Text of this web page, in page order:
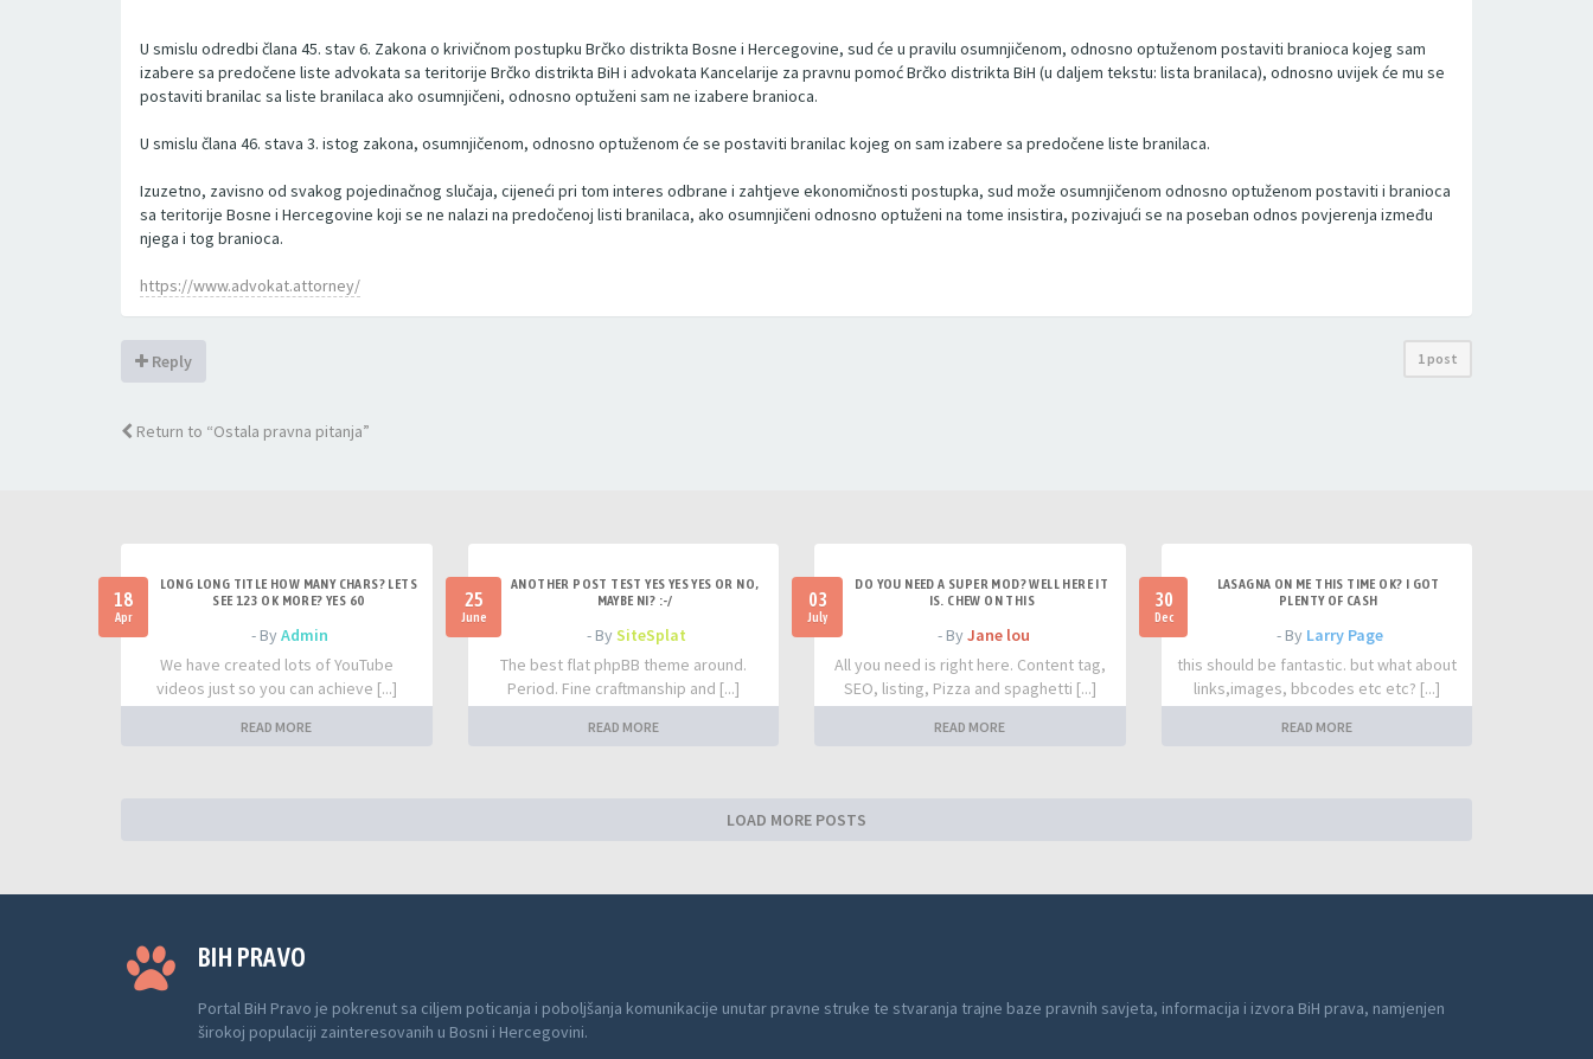
U smislu odredbi člana 45. stav 6. Zakona o krivičnom postupku Brčko distrikta Bosne i Hercegovine, sud će u pravilu osumnjičenom, odnosno optuženom postaviti branioca kojeg sam
izabere sa predočene liste advokata sa teritorije Brčko distrikta BiH i advokata Kancelarije za pravnu pomoć Brčko distrikta BiH (u daljem tekstu: lista branilaca), odnosno uvijek će mu se
postaviti branilac sa liste branilaca ako osumnjičeni, odnosno optuženi sam ne izabere branioca.
U smislu člana 46. stava 3. istog zakona, osumnjičenom, odnosno optuženom će se postaviti branilac kojeg on sam izabere sa predočene liste branilaca.
Izuzetno, zavisno od svakog pojedinačnog slučaja, cijeneći pri tom interes odbrane i zahtjeve ekonomičnosti postupka, sud može osumnjičenom odnosno optuženom postaviti i branioca
sa teritorije Bosne i Hercegovine koji se ne nalazi na predočenoj listi branilaca, ako osumnjičeni odnosno optuženi na tome insistira, pozivajući se na poseban odnos povjerenja između
njega i tog branioca.
https://www.advokat.attorney/
Reply 1 post
Return to “Ostala pravna pitanja”
18
Apr
LONG LONG TITLE HOW MANY CHARS? LETS
SEE 123 OK MORE? YES 60
- ByAdmin
We have created lots of YouTube
videos just so you can achieve [...]
READ MORE
25
June
ANOTHER POST TEST YES YES YES OR NO,
MAYBE NI? :-/
- BySiteSplat
The best flat phpBB theme around.
Period. Fine craftmanship and [...]
READ MORE
03
July
DO YOU NEED A SUPER MOD? WELL HERE IT
IS. CHEW ON THIS
- By Jane lou
All you need is right here. Content tag,
SEO, listing, Pizza and spaghetti [...]
READ MORE
30
Dec
LASAGNA ON ME THIS TIME OK? I GOT
PLENTY OF CASH
- By Larry Page
this should be fantastic. but what about
links,images, bbcodes etc etc? [...]
READ MORE
LOAD MORE POSTS
BIH PRAVO
Portal BiH Pravo je pokrenut sa ciljem poticanja i poboljšanja komunikacije unutar pravne struke te stvaranja trajne baze pravnih savjeta, informacija i izvora BiH prava, namjenjen
širokoj populaciji zainteresovanih u Bosni i Hercegovini.